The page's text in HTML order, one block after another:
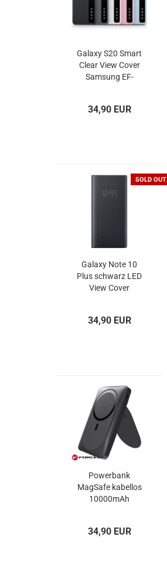
Galaxy S20 Smart
Clear View Cover
Samsung EF-
34,90 EUR
SOLD OUT
Galaxy Note 10
Plus schwarz LED
View Cover
34,90 EUR
Powerbank
MagSafe kabellos
10000mAh
34,90 EUR